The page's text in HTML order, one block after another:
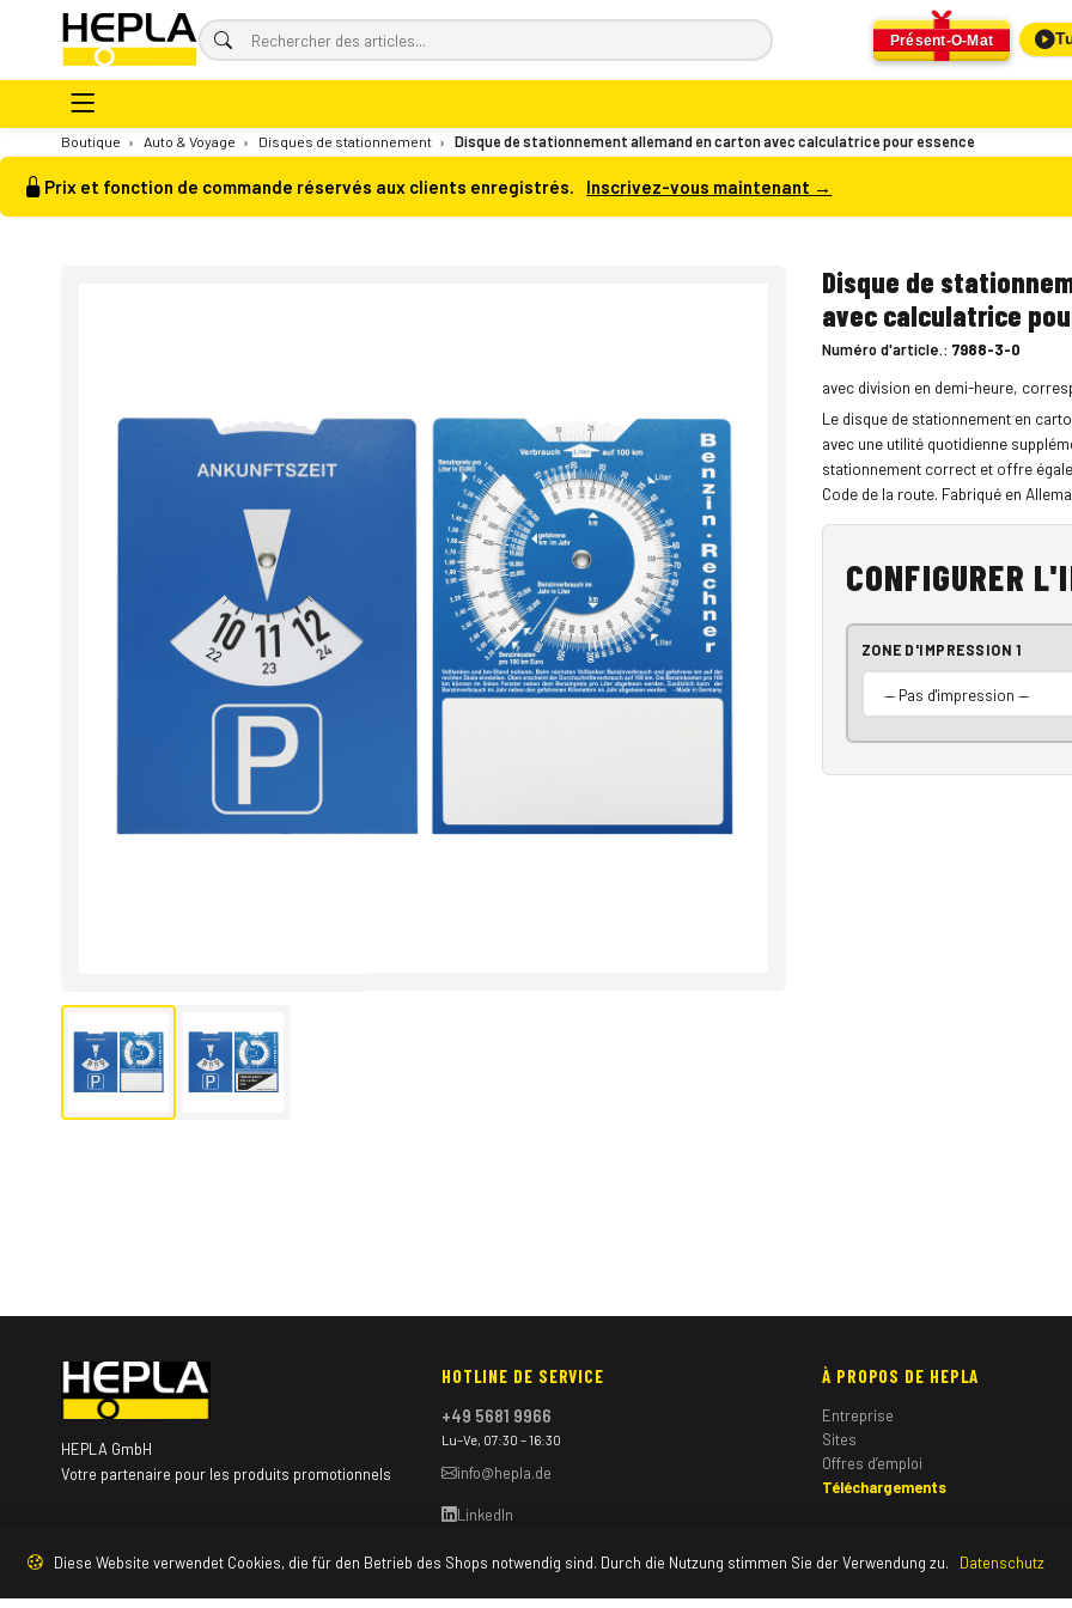
Présent-O-Mat
Boutique › Auto & Voyage › Disques de stationnement › Disque de stationnement allemand en carton avec calculatrice pour essence
Prix et fonction de commande réservés aux clients enregistrés. Inscrivez-vous maintenant →
Disque de
avec calculatrice
Numéro d'article.: 7988-3-0
avec division en demi-heure,
Le disque de stationnement en
avec une utilité quotidienne
stationnement correct et offre
Code de la route. Fabriqué en
CONFIGURER
ZONE D'IMPRESSION 1
HEPLA GmbH
Votre partenaire pour les produits promotionnels
HOTLINE DE SERVICE
+49 5681 9966
Lu–Ve, 07:30 – 16:30
info@hepla.de
LinkedIn
À PROPOS DE HEPLA
Entreprise
Sites
Offres d’emploi
Téléchargements
Diese Website verwendet Cookies, die für den Betrieb des Shops notwendig sind. Durch die Nutzung stimmen Sie der Verwendung zu. Datenschutz